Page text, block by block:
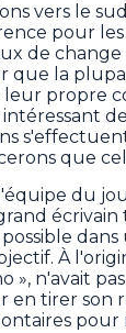
vers le
pour
de
que la
propre
que
du
À
», n'avait
tirer son